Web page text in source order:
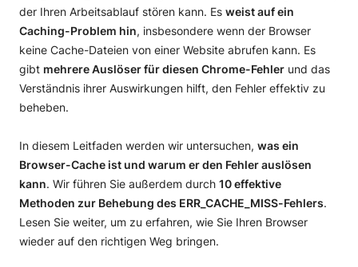
Auslöser des ERR_CACHE_MISS-Fehlers
Cache-Konflikt
Erweiterungsstörung
10 bewährte Methoden zur Behebung von
ERR_CACHE_MISS in Chrome
1. Aktualisieren Sie die Seite
3. Löschen Sie die Browserdaten von Google Chrome
4. Deaktivieren Sie Ihre Google Chrome
Browsererweiterungen
5. Setzen Sie die Google Chrome-Einstellungen zurück
6. Versuchen Sie, Ihr Cache-System zu deaktivieren
7. Aktualisieren Sie Ihren Browser mit der neuesten
der Ihren Arbeitsablauf stören kann. Es weist auf ein
Caching-Problem hin, insbesondere wenn der Browser
keine Cache-Dateien von einer Website abrufen kann. Es
gibt mehrere Auslöser für diesen Chrome-Fehler und das
Verständnis ihrer Auswirkungen hilft, den Fehler effektiv zu
beheben.
In diesem Leitfaden werden wir untersuchen, was ein
Browser-Cache ist und warum er den Fehler auslösen
kann. Wir führen Sie außerdem durch 10 effektive
Methoden zur Behebung des ERR_CACHE_MISS-Fehlers.
Lesen Sie weiter, um zu erfahren, wie Sie Ihren Browser
wieder auf den richtigen Weg bringen.